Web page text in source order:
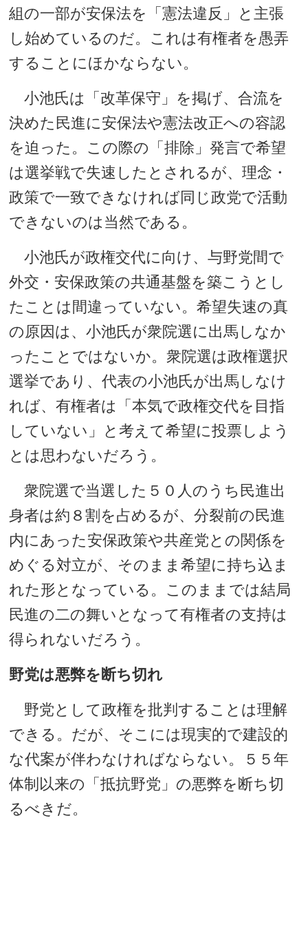
組の一部が安保法を「憲法違反」と主張
し始めているのだ。これは有権者を愚弄
することにほかならない。
小池氏は「改革保守」を掲げ、合流を
決めた民進に安保法や憲法改正への容認
を迫った。この際の「排除」発言で希望
は選挙戦で失速したとされるが、理念・
政策で一致できなければ同じ政党で活動
できないのは当然である。
小池氏が政権交代に向け、与野党間で
外交・安保政策の共通基盤を築こうとし
たことは間違っていない。希望失速の真
の原因は、小池氏が衆院選に出馬しなか
ったことではないか。衆院選は政権選択
選挙であり、代表の小池氏が出馬しなけ
れば、有権者は「本気で政権交代を目指
していない」と考えて希望に投票しよう
とは思わないだろう。
衆院選で当選した５０人のうち民進出
身者は約８割を占めるが、分裂前の民進
内にあった安保政策や共産党との関係を
めぐる対立が、そのまま希望に持ち込ま
れた形となっている。このままでは結局
民進の二の舞いとなって有権者の支持は
得られないだろう。
野党は悪弊を断ち切れ
野党として政権を批判することは理解
できる。だが、そこには現実的で建設的
な代案が伴わなければならない。５５年
体制以来の「抵抗野党」の悪弊を断ち切
るべきだ。